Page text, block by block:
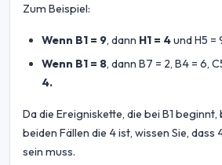
Zum Beispiel:
Wenn B1 = 9, dann H1 = 4und H5 =
Wenn B1 = 8, dann B7 = 2, B4 = 6,
4.
Da die Ereigniskette, die bei B1 beginnt,
beiden Fällen die 4 ist, wissen Sie, dass
sein muss.